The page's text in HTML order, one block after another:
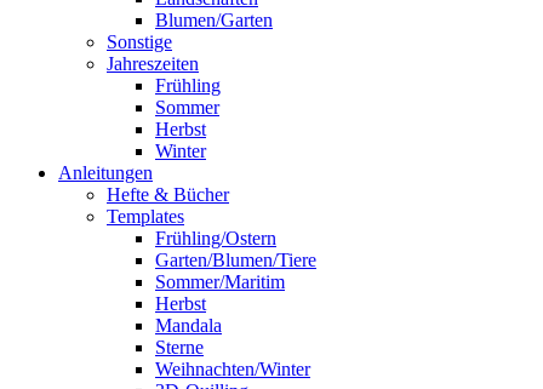
Blumen/Garten
Sonstige
Jahreszeiten
Frühling
Sommer
Herbst
Winter
Anleitungen
Hefte & Bücher
Templates
Frühling/Ostern
Garten/Blumen/Tiere
Sommer/Maritim
Herbst
Mandala
Sterne
Weihnachten/Winter